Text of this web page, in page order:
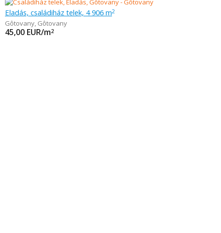
Eladás, családiház telek, 4 906 m2
Gôtovany, Gôtovany
45,00 EUR/m2